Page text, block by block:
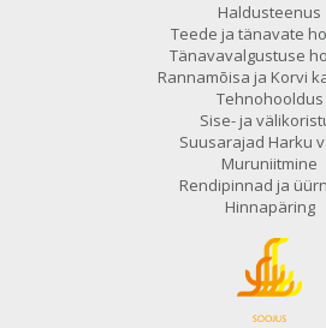
Haldusteenus
Teede ja tänavate
Tänavavalgustuse
Rannamõisa ja Korvi
Tehnohooldus
Sise- ja
Suusarajad Harku
Muruniitmine
Rendipinnad ja
Hinnapäring